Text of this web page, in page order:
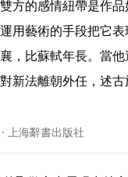
方的感情紐帶是作
用藝術的手段把它表
，比蘇軾年長。當
新法離朝外任，述
上海辭書出版社